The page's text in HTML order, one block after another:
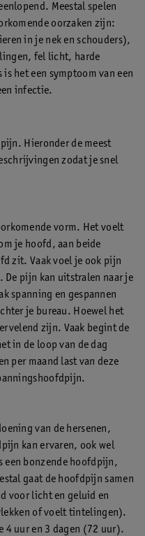
Meestal spelen
oorzaken zijn:
in je nek en schouders),
fel licht, harde
het een symptoom van een
infectie.
Hieronder de meest
zodat je snel
vorm. Het voelt
je hoofd, aan beide
zit. Vaak voel je ook pijn
De pijn kan uitstralen naar je
spanning en gespannen
je bureau. Hoewel het
zijn. Vaak begint de
in de loop van de dag
per maand last van deze
van de hersenen,
kan ervaren, ook wel
een bonzende hoofdpijn,
gaat de hoofdpijn samen
voor licht en geluid en
of voelt tintelingen).
4 uur en 3 dagen (72 uur).